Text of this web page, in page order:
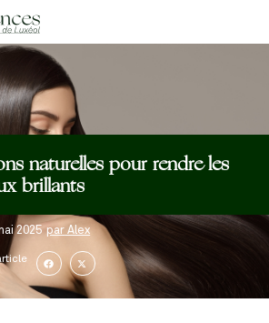
naturelles pour rendre les
brillants
2025 par Alex